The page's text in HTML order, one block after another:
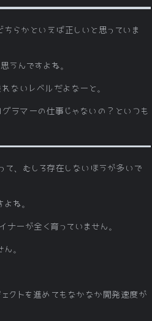
らかといえば正しいと思っていま
うんですよね。
ないレベルだよなーと。
ラマーの仕事じゃないの？といつも
、むしろ存在しないほうが多いで
ね。
ーが全く育っていません。
。
クトを進めてもなかなか開発速度が